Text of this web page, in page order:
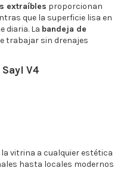
extraíbles proporcionan
que la superficie lisa en
diaria. La bandeja de
trabajar sin drenajes
V4
vitrina a cualquier estética
hasta locales modernos